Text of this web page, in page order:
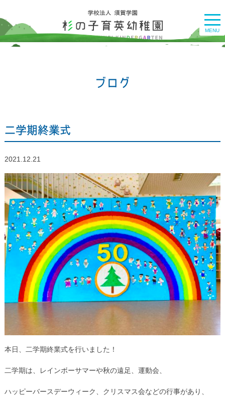
MENU
ブログ
二学期終業式
2021.12.21
本日、二学期終業式を行いました！
二学期は、レインボーサマーや秋の遠足、運動会、
ハッピーバースデーウィーク、クリスマス会などの行事があり、